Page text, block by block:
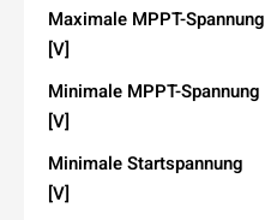
Maximale MPPT-Spannung
[V]
Minimale MPPT-Spannung
[V]
Minimale Startspannung
[V]